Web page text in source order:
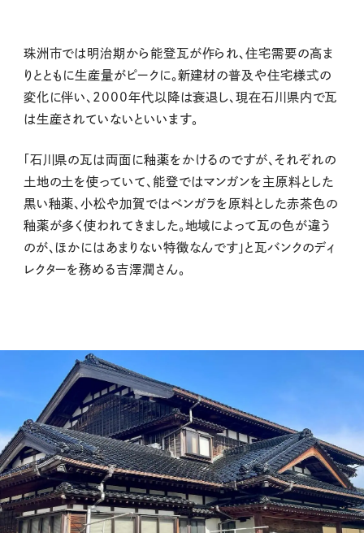
珠洲市では明治期から能登瓦が作られ、住宅需要の高ま
りとともに生産量がピークに。新建材の普及や住宅様式の
変化に伴い、2000年代以降は衰退し、現在石川県内で瓦
は生産されていないといいます。
「石川県の瓦は両面に釉薬をかけるのですが、それぞれの
土地の土を使っていて、能登ではマンガンを主原料とした
黒い釉薬、小松や加賀ではベンガラを原料とした赤茶色の
釉薬が多く使われてきました。地域によって瓦の色が違う
のが、ほかにはあまりない特徴なんです」と瓦バンクのディ
レクターを務める吉澤潤さん。